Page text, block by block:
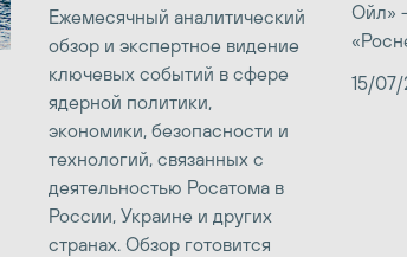
Ежемесячный аналитический
обзор и экспертное видение
ключевых событий в сфере
ядерной политики,
экономики, безопасности и
технологий, связанных с
деятельностью Росатома в
России, Украине и других
странах. Обзор готовится
Ойл»
15/